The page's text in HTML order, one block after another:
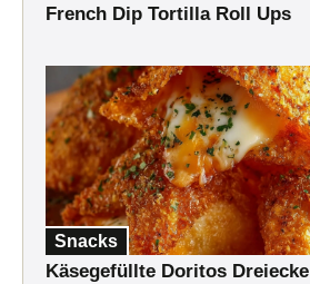
French Dip Tortilla Roll Ups
Snacks
Käsegefüllte Doritos Dreiecke